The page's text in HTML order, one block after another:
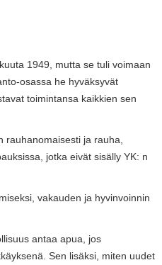
1949, mutta se tuli voimaan
osassa he hyväksyvät
toimintansa kaikkien sen
rauhanomaisesti ja rauha,
jotka eivät sisälly YK: n
vakauden ja hyvinvoinnin
antaa apua, jos
Sen lisäksi, miten uudet